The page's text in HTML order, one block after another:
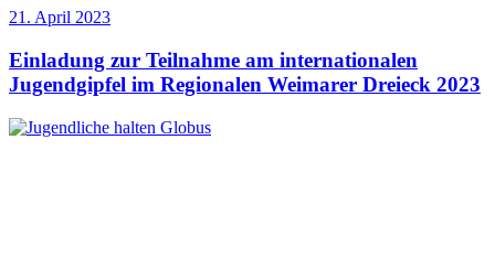
21. April 2023
Einladung zur Teilnahme am internationalen
Jugendgipfel im Regionalen Weimarer Dreieck 2023